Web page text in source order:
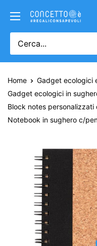
Home
Gadget ecologici
Gadget ecologici in
Block notes personalizzati
Notebook in sughero c/